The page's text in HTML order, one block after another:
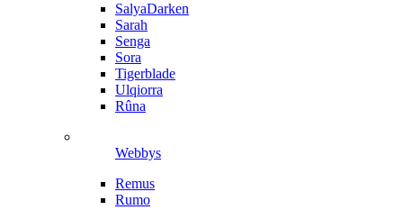
SalyaDarken
Sarah
Senga
Sora
Tigerblade
Ulqiorra
Rûna
Webbys
Remus
Rumo